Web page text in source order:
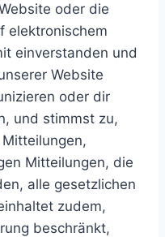
oder die
elektronischem
einverstanden und
Website
oder dir
und stimmst zu,
Mitteilungen, die
alle gesetzlichen
zudem,
beschränkt,